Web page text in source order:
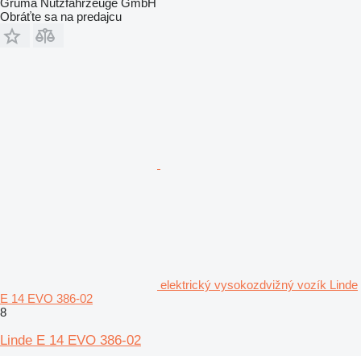
Obráťte sa na predajcu
elektrický vysokozdvižný vozík Linde
E 14 EVO 386-02
8
Linde E 14 EVO 386-02